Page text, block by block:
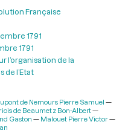
Française
1791
1791
l’organisation de la
l’Etat
de Nemours Pierre Samuel
de Beaumetz Bon-Albert
Gaston
Malouet Pierre Victor